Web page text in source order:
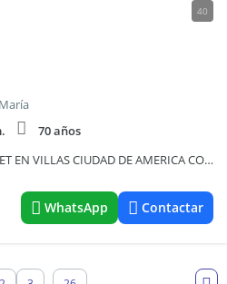
40
70 años
SE VENDE EXCEPCIONAL CHALET EN VILLAS CIUDAD DE AMERICA CON HERMOSAS VISUALES- 782
WhatsApp Contactar